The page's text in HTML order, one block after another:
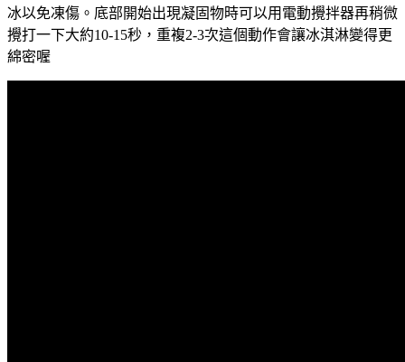
冰以免凍傷。底部開始出現凝固物時可以用電動攪拌器再稍微
攪打一下大約10-15秒，重複2-3次這個動作會讓冰淇淋變得更
綿密喔